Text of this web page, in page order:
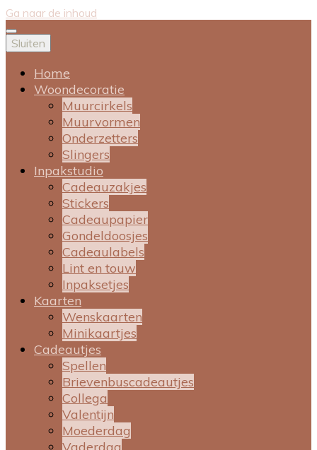
Ga naar de inhoud
Sluiten
Home
Woondecoratie
Muurcirkels
Muurvormen
Onderzetters
Slingers
Inpakstudio
Cadeauzakjes
Stickers
Cadeaupapier
Gondeldoosjes
Cadeaulabels
Lint en touw
Inpaksetjes
Kaarten
Wenskaarten
Minikaartjes
Cadeautjes
Spellen
Brievenbuscadeautjes
Collega
Valentijn
Moederdag